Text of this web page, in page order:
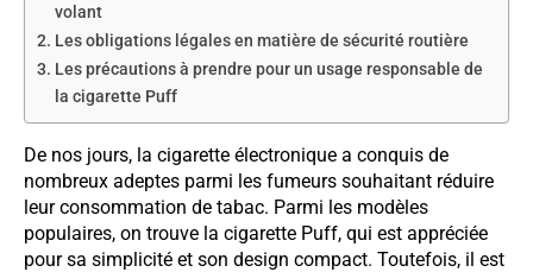
volant
Les obligations légales en matière de sécurité routière
Les précautions à prendre pour un usage responsable de
la cigarette Puff
De nos jours, la cigarette électronique a conquis de
nombreux adeptes parmi les fumeurs souhaitant réduire
leur consommation de tabac. Parmi les modèles
populaires, on trouve la cigarette Puff, qui est appréciée
pour sa simplicité et son design compact. Toutefois, il est